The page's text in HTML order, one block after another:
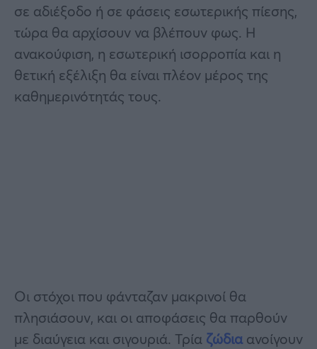
σε αδιέξοδο ή σε φάσεις εσωτερικής πίεσης,
τώρα θα αρχίσουν να βλέπουν φως. Η
ανακούφιση, η εσωτερική ισορροπία και η
θετική εξέλιξη θα είναι πλέον μέρος της
καθημερινότητάς τους.
Οι στόχοι που φάνταζαν μακρινοί θα
πλησιάσουν, και οι αποφάσεις θα παρθούν
με διαύγεια και σιγουριά. Τρία ζώδια ανοίγουν